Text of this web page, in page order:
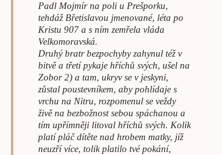
Padl Mojmír na poli u Prešporku,
tehdáž Břetislavou jmenované, léta po
Kristu 907 a s ním zemřela vláda
Velkomoravská.
Druhý bratr bezpochyby zahynul též v
bitvě a třetí pykaje hříchů svých, ušel na
Zobor 2) a tam, ukryv se v jeskyni,
zůstal poustevníkem, aby pohlídaje s
vrchu na Nitru, rozpomenul se veždy
živě na bezbožnost sebou spáchanou a
tím upřímněji litoval hříchů svých. Kolik
platí pláč dítěte nad hrobem matky, jíž
neuzří více, tolik platilo tvé pokání,